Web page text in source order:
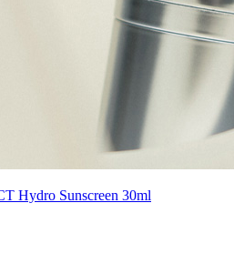
Hydro Sunscreen 30ml